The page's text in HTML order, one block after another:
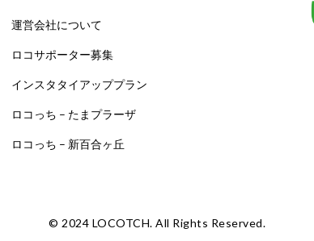
運営会社について
ロコサポーター募集
インスタタイアッププラン
ロコっち – たまプラーザ
ロコっち – 新百合ヶ丘
©️ 2024 LOCOTCH. All Rights Reserved.